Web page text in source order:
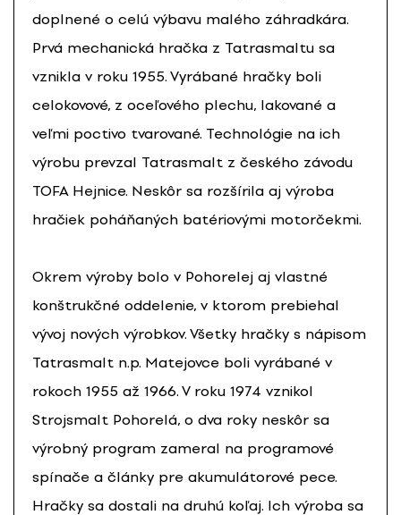
doplnené o celú výbavu malého záhradkára.
Prvá mechanická hračka z Tatrasmaltu sa
vznikla v roku 1955. Vyrábané hračky boli
celokovové, z oceľového plechu, lakované a
veľmi poctivo tvarované. Technológie na ich
výrobu prevzal Tatrasmalt z českého závodu
TOFA Hejnice. Neskôr sa rozšírila aj výroba
hračiek poháňaných batériovými motorčekmi.
Okrem výroby bolo v Pohorelej aj vlastné
konštrukčné oddelenie, v ktorom prebiehal
vývoj nových výrobkov. Všetky hračky s nápisom
Tatrasmalt n.p. Matejovce boli vyrábané v
rokoch 1955 až 1966. V roku 1974 vznikol
Strojsmalt Pohorelá, o dva roky neskôr sa
výrobný program zameral na programové
spínače a články pre akumulátorové pece.
Hračky sa dostali na druhú koľaj. Ich výroba sa